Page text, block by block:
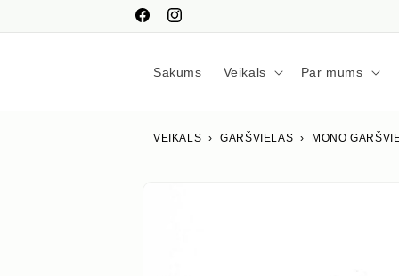
saturu
FacebookInstagram
Sākums Veikals Par mums
VEIKALS › GARŠVIELAS › MONO